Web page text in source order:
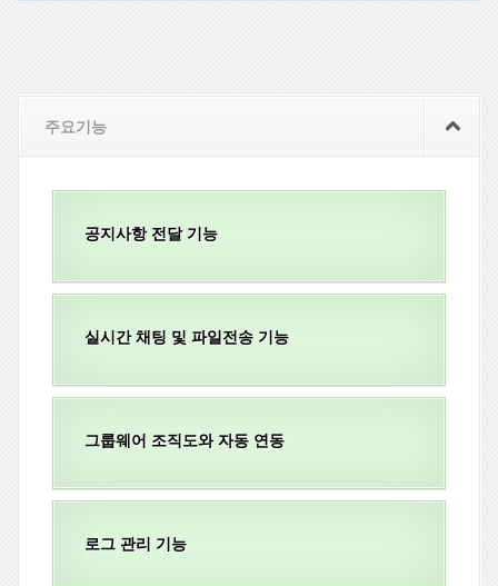
주요기능
공지사항 전달 기능
실시간 채팅 및 파일전송 기능
그룹웨어 조직도와 자동 연동
로그 관리 기능